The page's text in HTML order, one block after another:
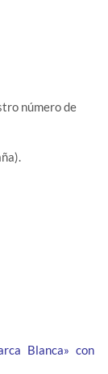
número de
Blanca» con